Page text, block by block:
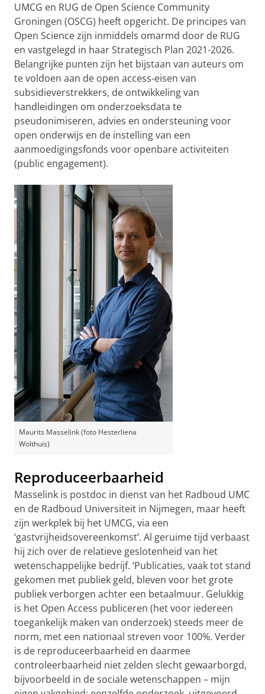
UMCG en RUG de Open Science Community
Groningen (OSCG) heeft opgericht. De principes van
Open Science zijn inmiddels omarmd door de RUG
en vastgelegd in haar Strategisch Plan 2021-2026.
Belangrijke punten zijn het bijstaan van auteurs om
te voldoen aan de open access-eisen van
subsidieverstrekkers, de ontwikkeling van
handleidingen om onderzoeksdata te
pseudonimiseren, advies en ondersteuning voor
open onderwijs en de instelling van een
aanmoedigingsfonds voor openbare activiteiten
(public engagement).
Maurits Masselink (foto Hesterliena
Wolthuis)
Reproduceerbaarheid
Masselink is postdoc in dienst van het Radboud UMC
en de Radboud Universiteit in Nijmegen, maar heeft
zijn werkplek bij het UMCG, via een
‘gastvrijheidsovereenkomst’. Al geruime tijd verbaast
hij zich over de relatieve geslotenheid van het
wetenschappelijke bedrijf. ‘Publicaties, vaak tot stand
gekomen met publiek geld, bleven voor het grote
publiek verborgen achter een betaalmuur. Gelukkig
is het Open Access publiceren (het voor iedereen
toegankelijk maken van onderzoek) steeds meer de
norm, met een nationaal streven voor 100%. Verder
is de reproduceerbaarheid en daarmee
controleerbaarheid niet zelden slecht gewaarborgd,
bijvoorbeeld in de sociale wetenschappen – mijn